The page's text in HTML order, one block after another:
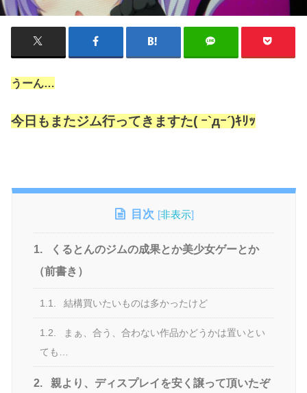
うーん…
今日もまたジム行ってきますた( ｰ`дｰ´)ｷﾘｯ
目次 [非表示]
1.
くるとんのジムの成果とか美少女ゲーとか
（前書き）
1.1. 結構買いたいものは多かったけど
1.2.
まぁ、合う、合わない作品かどうかは置いとい
ても…
2.
親より、ディスプレイを安く譲って頂いたぞ